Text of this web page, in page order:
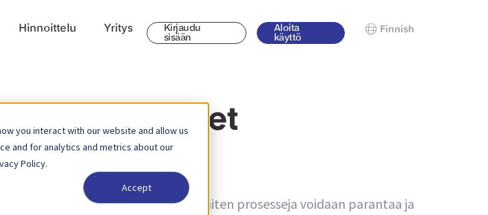
you interact with our website and allow us
and for analytics and metrics about our
Policy.
Accept
Hinnoittelu Yritys
Kirjaudu
sisään
Aloita
käyttö
Finnish
ja suuntaukset
Lue lisää siitä, miten prosesseja voidaan parantaa ja